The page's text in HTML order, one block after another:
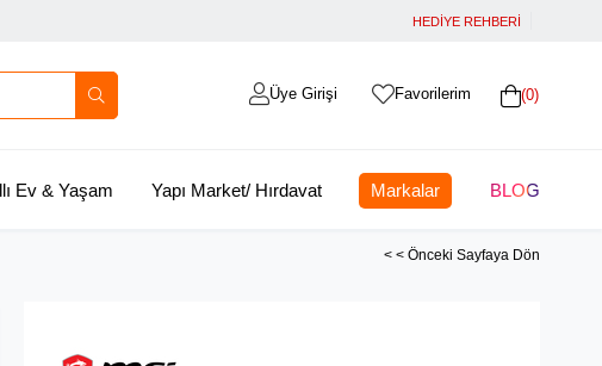
HEDİYE REHBERİ
0
Favorilerim
Üye Girişi
Ev & Yaşam Yapı Market/ Hırdavat Markalar BLOG
< < Önceki Sayfaya Dön